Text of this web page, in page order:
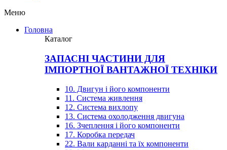
Меню
Головна
Каталог
ЗАПАСНІ ЧАСТИНИ ДЛЯ
ІМПОРТНОЇ ВАНТАЖНОЇ ТЕХНІКИ
10. Двигун і його компоненти
11. Система живлення
12. Система вихлопу
13. Система охолодження двигуна
16. Зчеплення і його компоненти
17. Коробка передач
22. Вали карданні та їх компоненти